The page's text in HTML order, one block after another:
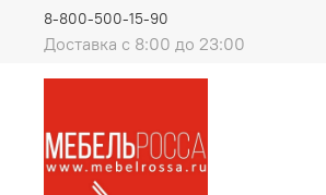
Доставка с 8:00 до 23:00
8-800-500-15-90